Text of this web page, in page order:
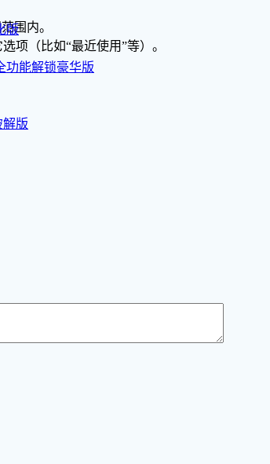
围内。
项（比如“最近使用”等）。
版
功能解锁豪华版
解版